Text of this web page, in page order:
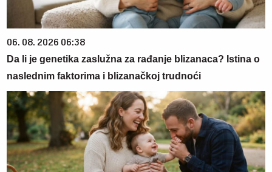
06. 08. 2026 06:38
Da li je genetika zaslužna za rađanje blizanaca? Istina o
naslednim faktorima i blizanačkoj trudnoći